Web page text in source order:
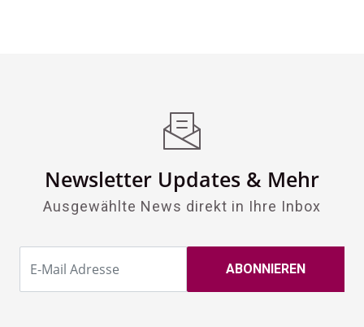
Newsletter Updates & Mehr
Ausgewählte News direkt in Ihre Inbox